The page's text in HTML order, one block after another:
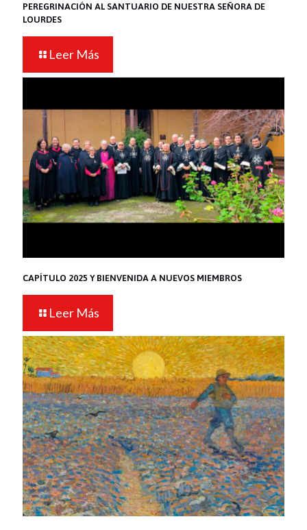
PEREGRINACIÓN AL SANTUARIO DE NUESTRA SEÑORA DE
LOURDES
Leer Más
CAPÍTULO 2025 Y BIENVENIDA A NUEVOS MIEMBROS
Leer Más